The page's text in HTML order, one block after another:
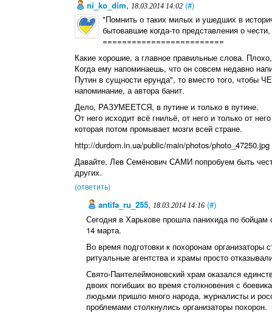
ni_ko_dim, 18.03.2014 14:02 (#)
"Помнить о таких милых и ушедших в
бытовавшие когда-то представления о
=========================
Какие хорошие, а главное правильные слова.
Когда ему напоминаешь, что он совсем недавно
Путин в сущности ерунда", то вместо того, чтобы
напоминание, а автора банит.
Дело, РАЗУМЕЕТСЯ, в путине и только в путине.
От него исходит всё гнильё, от него и только от
которая потом промывает мозги всей стране.
http://durdom.in.ua/public/main/photos/photo_47250.jpg
Давайте, Лев Семёнович САМИ попробуем быть
других.
(ответить)
antifa_ru_255,18.03.2014 14:16 (#)
Сегодня в Харькове прошла панихида по
14 марта.
Во время подготовки к похоронам
ритуальные агентства и храмы просто
Свято-Пантелеймоновский храм оказался
двоих погибших во время столкновения с
людьми пришло много народа, журналисты и
проблемами столкнулись организаторы похорон.